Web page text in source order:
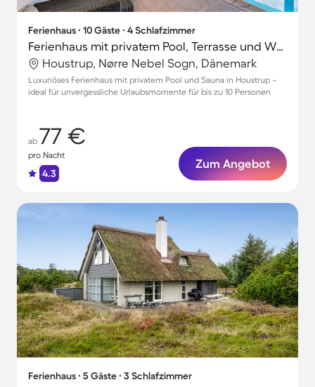
Ferienhaus ∙ 10 Gäste ∙ 4 Schlafzimmer
Ferienhaus mit privatem Pool, Terrasse und Whirlpool
Houstrup, Nørre Nebel Sogn, Dänemark
Luxuriöses Ferienhaus mit privatem Pool und Sauna in Houstrup –
ideal für unvergessliche Urlaubsmomente für bis zu 10 Personen
ab 77 €
pro Nacht
4.3
Zum Angebot
Ferienhaus ∙ 5 Gäste ∙ 3 Schlafzimmer